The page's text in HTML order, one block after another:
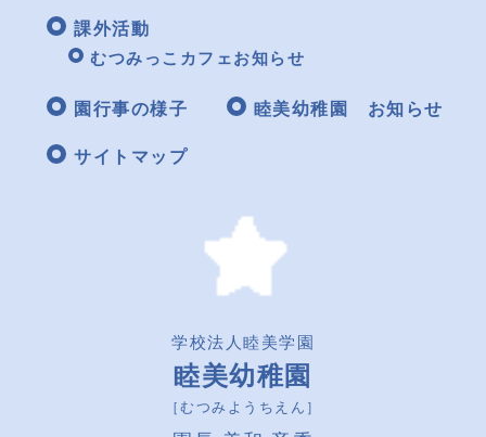
課外活動
むつみっこカフェお知らせ
園行事の様子
睦美幼稚園 お知らせ
サイトマップ
学校法人睦美学園
睦美幼稚園
［むつみようちえん］